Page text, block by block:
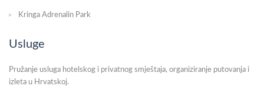
Kringa Adrenalin Park
Usluge
Pružanje usluga hotelskog i privatnog smještaja, organiziranje putovanja i
izleta u Hrvatskoj.